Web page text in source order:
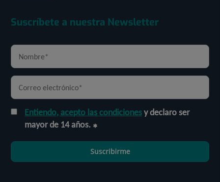
Suscríbete a nuestra Newsletter
Entiendo, acepto las condicionesy declaro ser
mayor de 14 años.
Suscribirme